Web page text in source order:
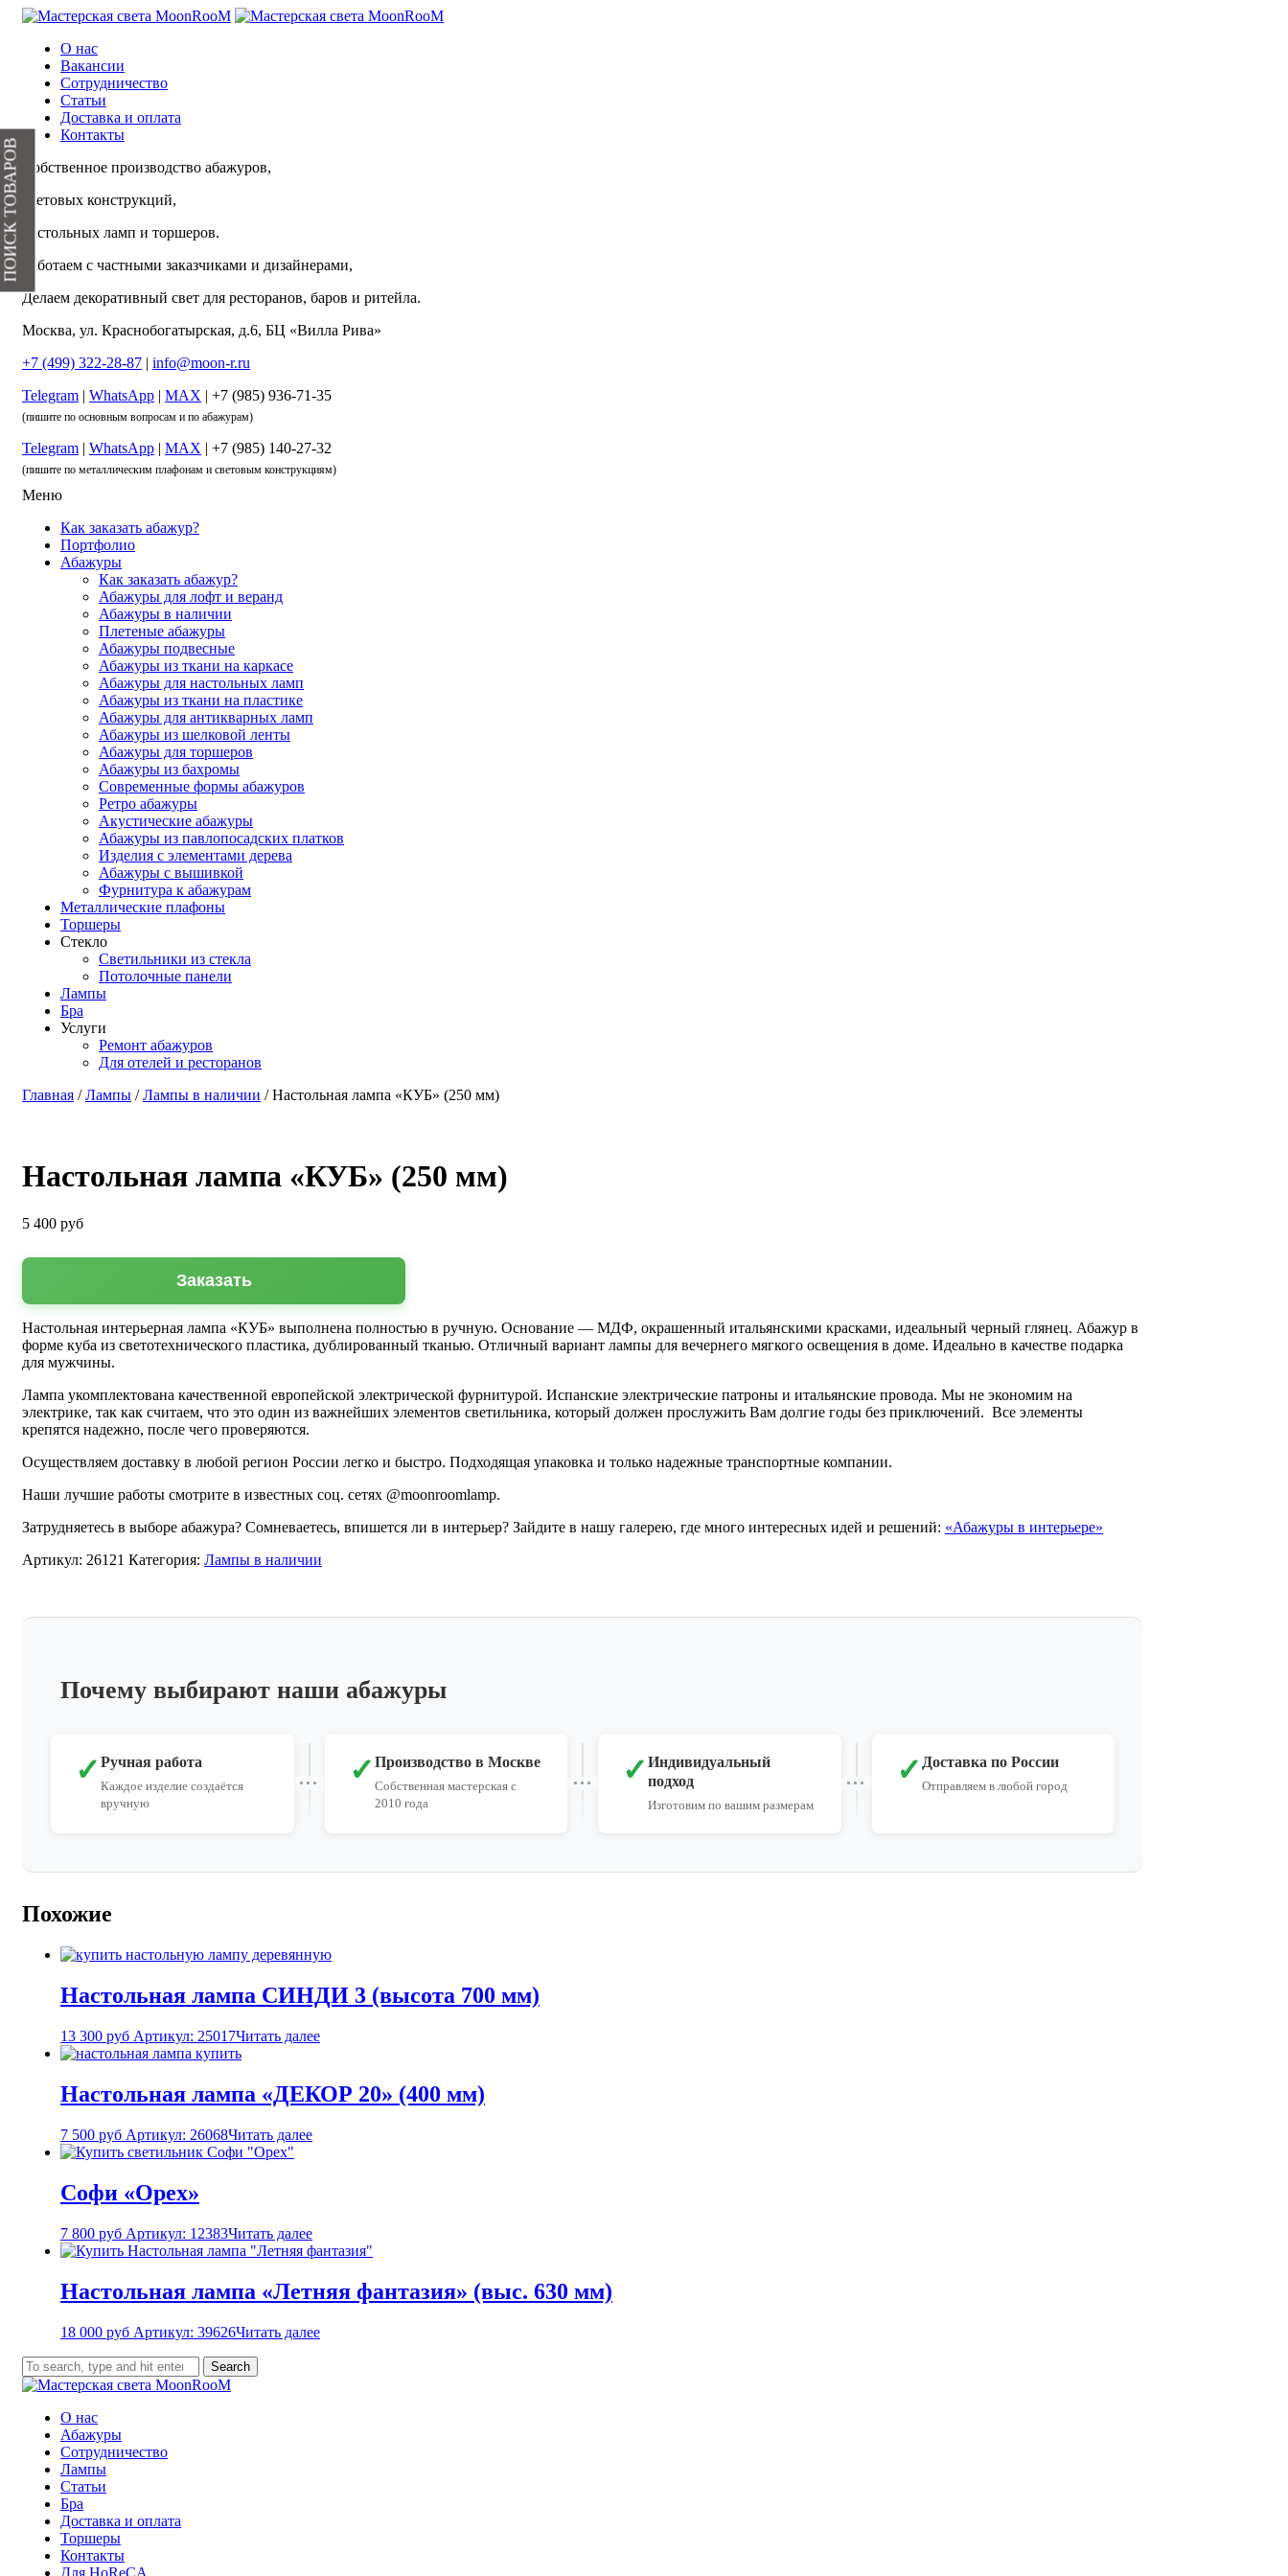
О нас
Вакансии
Сотрудничество
Статьи
Доставка и оплата
Контакты
Собственное производство абажуров,
световых конструкций,
настольных ламп и торшеров.
Работаем с частными заказчиками и дизайнерами,
Делаем декоративный свет для ресторанов, баров и ритейла.
Москва, ул. Краснобогатырская, д.6, БЦ «Вилла Рива»
+7 (499) 322-28-87 | info@moon-r.ru
Telegram | WhatsApp | MAX | +7 (985) 936-71-35
(пишите по основным вопросам и по абажурам)
Telegram | WhatsApp | MAX | +7 (985) 140-27-32
(пишите по металлическим плафонам и световым конструкциям)
Меню
Как заказать абажур?
Портфолио
Абажуры
Как заказать абажур?
Абажуры для лофт и веранд
Абажуры в наличии
Плетеные абажуры
Абажуры подвесные
Абажуры из ткани на каркасе
Абажуры для настольных ламп
Абажуры из ткани на пластике
Абажуры для антикварных ламп
Абажуры из шелковой ленты
Абажуры для торшеров
Абажуры из бахромы
Современные формы абажуров
Ретро абажуры
Акустические абажуры
Абажуры из павлопосадских платков
Изделия с элементами дерева
Абажуры с вышивкой
Фурнитура к абажурам
Металлические плафоны
Торшеры
Стекло
Светильники из стекла
Потолочные панели
Лампы
Бра
Услуги
Ремонт абажуров
Для отелей и ресторанов
Главная /Лампы /Лампы в наличии / Настольная лампа «КУБ» (250 мм)
Настольная лампа «КУБ» (250 мм)
5 400 руб
Заказать
Настольная интерьерная лампа «КУБ» выполнена полностью в ручную. Основание — МДФ, окрашенный итальянскими красками, идеальный черный глянец. Абажур в
форме куба из светотехнического пластика, дублированный тканью. Отличный вариант лампы для вечернего мягкого освещения в доме. Идеально в качестве подарка
для мужчины.
Лампа укомплектована качественной европейской электрической фурнитурой. Испанские электрические патроны и итальянские провода. Мы не экономим на
электрике, так как считаем, что это один из важнейших элементов светильника, который должен прослужить Вам долгие годы без приключений. Все элементы
крепятся надежно, после чего проверяются.
Осуществляем доставку в любой регион России легко и быстро. Подходящая упаковка и только надежные транспортные компании.
Наши лучшие работы смотрите в известных соц. сетях @moonroomlamp.
Затрудняетесь в выборе абажура? Сомневаетесь, впишется ли в интерьер? Зайдите в нашу галерею, где много интересных идей и решений: «Абажуры в интерьере»
Артикул: 26121 Категория: Лампы в наличии
Почему выбирают наши абажуры
✓ Ручная работа
Каждое изделие создаётся
вручную
✓ Производство в Москве
Собственная мастерская с
2010 года
✓ Индивидуальный
подход
Изготовим по вашим размерам
✓ Доставка по России
Отправляем в любой город
Похожие
Настольная лампа СИНДИ 3 (высота 700 мм)
13 300 руб Артикул: 25017Читать далее
Настольная лампа «ДЕКОР 20» (400 мм)
7 500 руб Артикул: 26068Читать далее
Софи «Орех»
7 800 руб Артикул: 12383Читать далее
Настольная лампа «Летняя фантазия» (выс. 630 мм)
18 000 руб Артикул: 39626Читать далее
Search
О нас
Абажуры
Сотрудничество
Лампы
Статьи
Бра
Доставка и оплата
Торшеры
Контакты
Для HoReCA
ПОИСК ТОВАРОВ